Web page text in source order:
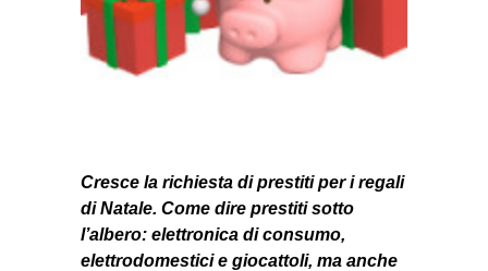
Cresce la richiesta di prestiti per i regali
di Natale. Come dire prestiti sotto
l’albero: elettronica di consumo,
elettrodomestici e giocattoli, ma anche